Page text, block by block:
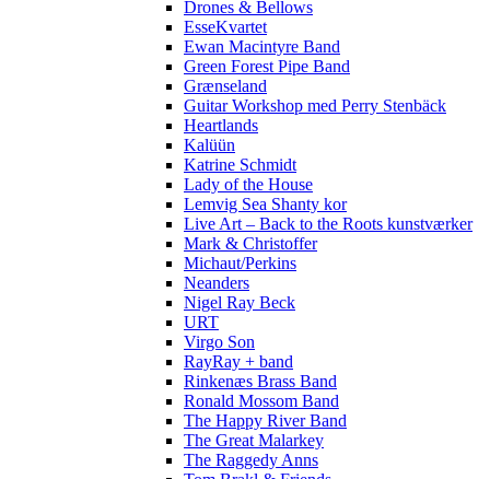
Drones & Bellows
EsseKvartet
Ewan Macintyre Band
Green Forest Pipe Band
Grænseland
Guitar Workshop med Perry Stenbäck
Heartlands
Kalüün
Katrine Schmidt
Lady of the House
Lemvig Sea Shanty kor
Live Art – Back to the Roots kunstværker
Mark & Christoffer
Michaut/Perkins
Neanders
Nigel Ray Beck
URT
Virgo Son
RayRay + band
Rinkenæs Brass Band
Ronald Mossom Band
The Happy River Band
The Great Malarkey
The Raggedy Anns